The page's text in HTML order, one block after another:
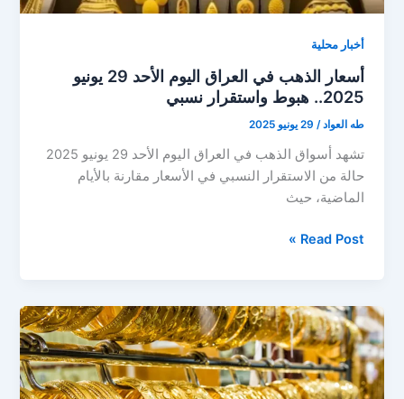
أخبار محلية
أسعار الذهب في العراق اليوم الأحد 29 يونيو
2025.. هبوط واستقرار نسبي
طه العواد/ 29 يونيو 2025
تشهد أسواق الذهب في العراق اليوم الأحد 29 يونيو 2025
حالة من الاستقرار النسبي في الأسعار مقارنة بالأيام
الماضية، حيث
أسعار
العراق
اليوم
الأحد
29
يونيو
Read Post »